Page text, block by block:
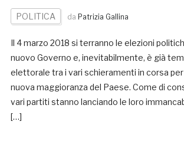
POLITICA da Patrizia Gallina
Il 4 marzo 2018 si terranno le elezioni
nuovo Governo e, inevitabilmente, è già
elettorale tra i vari schieramenti in corsa
nuova maggioranza del Paese. Come di
vari partiti stanno lanciando le loro
[…]